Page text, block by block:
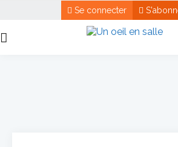
Se connecter